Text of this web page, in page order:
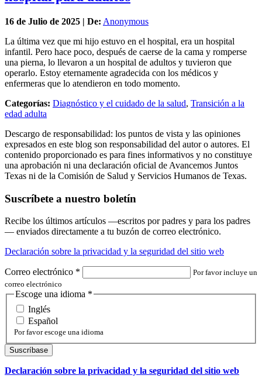
16 de Julio de 2025 | De: Anonymous
La última vez que mi hijo estuvo en el hospital, era un hospital
infantil. Pero hace poco, después de caerse de la cama y romperse
una pierna, lo llevaron a un hospital de adultos y tuvieron que
operarlo. Estoy eternamente agradecida con los médicos y
enfermeras que lo atendieron en todo momento.
Categorías: Diagnóstico y el cuidado de la salud, Transición a la
edad adulta
Descargo de responsabilidad: los puntos de vista y las opiniones
expresados en este blog son responsabilidad del autor o autores. El
contenido proporcionado es para fines informativos y no constituye
una aprobación ni una declaración oficial de Avancemos Juntos
Texas ni de la Comisión de Salud y Servicios Humanos de Texas.
Suscríbete a nuestro boletín
Recibe los últimos artículos —escritos por padres y para los padres
— enviados directamente a tu buzón de correo electrónico.
Declaración sobre la privacidad y la seguridad del sitio web
Correo electrónico *
Por favor incluye un
correo electrónico
Escoge una idioma *
Inglés
Español
Por favor escoge una idioma
Declaración sobre la privacidad y la seguridad del sitio web